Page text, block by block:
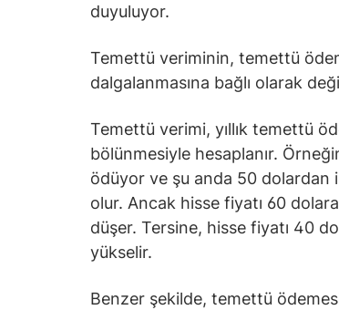
duyuluyor.
Temettü veriminin, temettü
dalgalanmasına bağlı olarak
Temettü verimi, yıllık temettü
bölünmesiyle hesaplanır.
ödüyor ve şu anda 50 dolardan
olur. Ancak hisse fiyatı 60
düşer. Tersine, hisse fiyatı 40
yükselir.
Benzer şekilde, temettü